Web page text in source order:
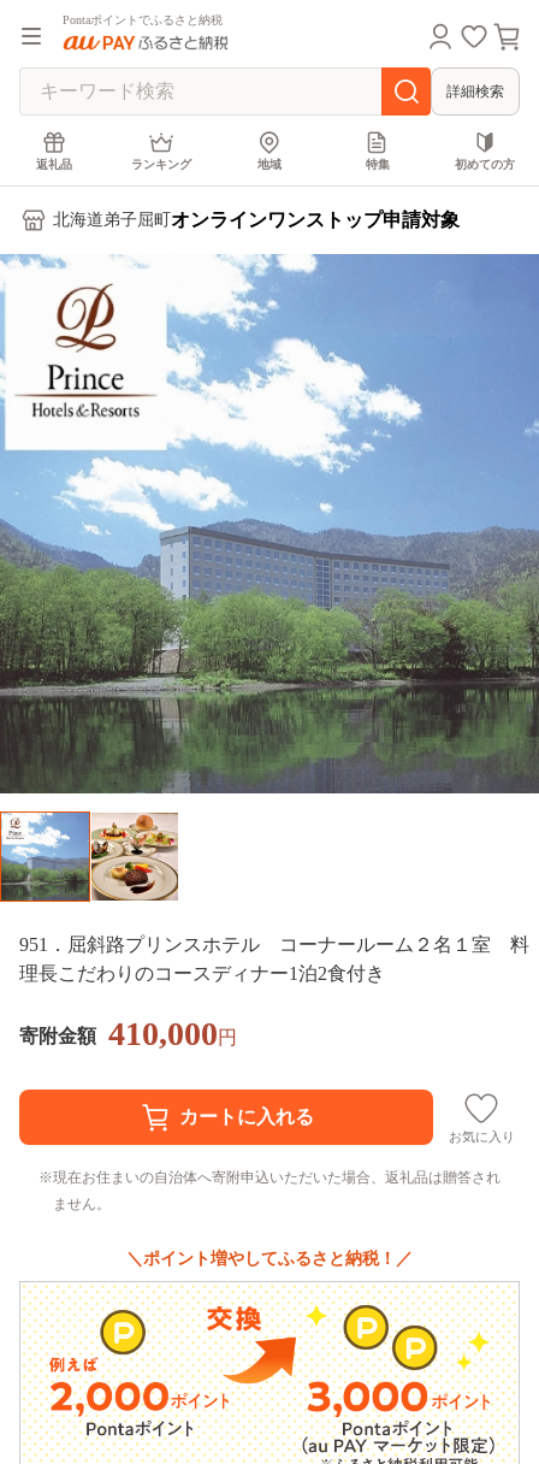
Pontaポイントでふるさと納税
詳細検索
返礼品 ランキング 地域 特集 初めての方
北海道弟子屈町 オンラインワンストップ申請対象
951．屈斜路プリンスホテル コーナールーム２名１室 料
理長こだわりのコースディナー1泊2食付き
寄附金額 410,000円
お気に入り
現在お住まいの自治体へ寄附申込いただいた場合、返礼品は贈答され
ません。
＼ポイント増やしてふるさと納税！／